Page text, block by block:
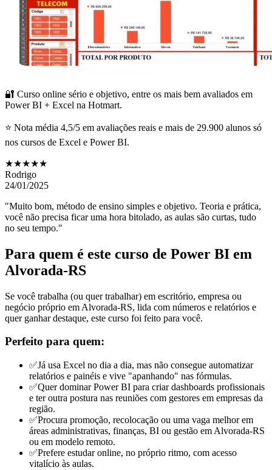
🔐 Curso online sério e objetivo, entre os mais bem avaliados em
Power BI + Excel na Hotmart.
⭐ Nota média 4,5/5 em avaliações reais e mais de 29.900 alunos só
nos cursos de Excel e Power BI.
★★★★★
Rodrigo
24/01/2025
"Muito bom, método de ensino simples e objetivo. Teoria e prática,
você não precisa ficar uma hora bitolado, as aulas são curtas, tudo
no seu tempo."
Para quem é este curso de Power BI em
Alvorada-RS
Se você trabalha (ou quer trabalhar) em escritório, empresa ou
negócio próprio em Alvorada-RS, lida com números e relatórios e
quer ganhar destaque, este curso foi feito para você.
Perfeito para quem:
✅Já usa Excel no dia a dia, mas não consegue automatizar
relatórios e painéis e vive "apanhando" nas fórmulas.
✅Quer dominar Power BI para criar dashboards profissionais
e ter outra postura nas reuniões com gestores em empresas da
região.
✅Procura promoção, recolocação ou uma vaga melhor em
áreas administrativas, finanças, BI ou gestão em Alvorada-RS
ou em modelo remoto.
✅Prefere estudar online, no próprio ritmo, com acesso
vitalício às aulas.